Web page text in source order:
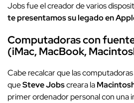
Jobs fue el creador de varios
te presentamos su legado en
Computadoras con
(iMac, MacBook,
Cabe recalcar que las
queSteve Jobscreara la
primer ordenador personal con una